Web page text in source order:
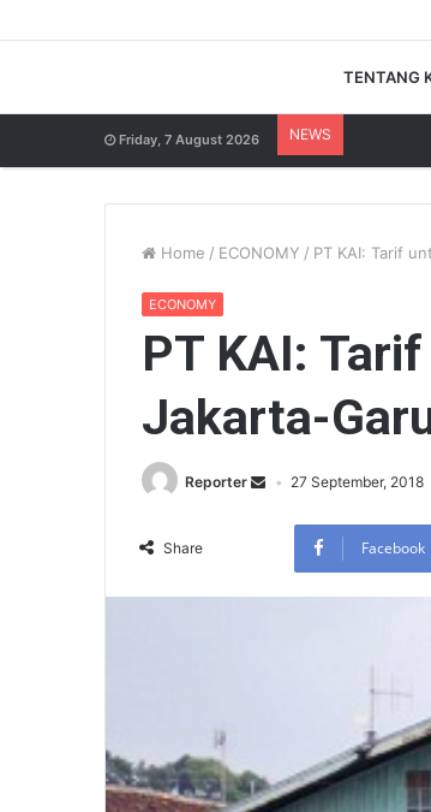
TENTANG
Friday, 7 August 2026 NEWS
Home / ECONOMY / PT KAI: Tarif
ECONOMY
PT KAI:
Jakarta-
Reporter 27 September, 2018
Share Facebook